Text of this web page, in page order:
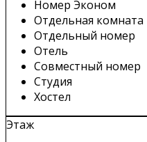
Номер Эконом
Отдельная комната
Отдельный номер
Отель
Совместный номер
Студия
Хостел
Этаж